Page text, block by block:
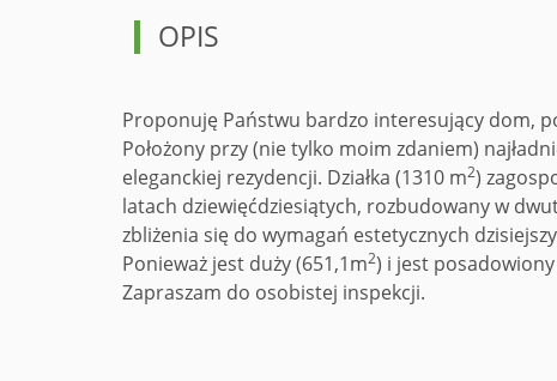
OPIS
Proponuję Państwu bardzo interesujący dom,
Położony przy (nie tylko moim zdaniem)
eleganckiej rezydencji. Działka (1310 m2)
latach dziewięćdziesiątych, rozbudowany w
zbliżenia się do wymagań estetycznych
Ponieważ jest duży (651,1m2) i jest
Zapraszam do osobistej inspekcji.